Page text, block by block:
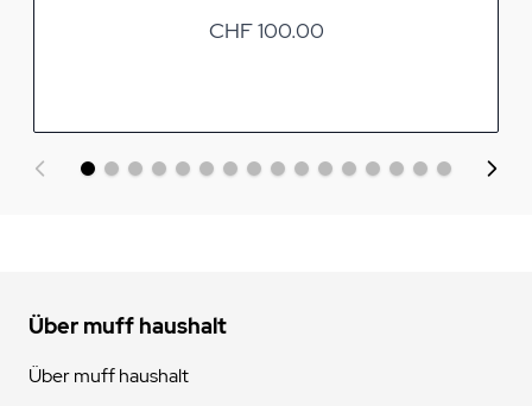
CHF 100.00
Über muff haushalt
Über muff haushalt